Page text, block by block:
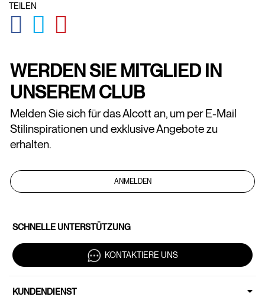
TEILEN
GLOBAL.SOCIALSHARE.FACEBOOK
GLOBAL.SOCIALSHARE.TWITTER
WERDEN SIE MITGLIED IN
UNSEREM CLUB
Melden Sie sich für das Alcott an, um per E-Mail
Stilinspirationen und exklusive Angebote zu
erhalten.
ANMELDEN
SCHNELLE UNTERSTÜTZUNG
KONTAKTIERE UNS
KUNDENDIENST